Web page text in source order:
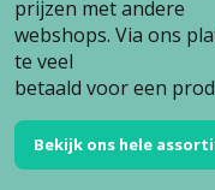
prijzen met andere
webshops. Via ons
te veel
betaald voor een
Bekijk ons hele